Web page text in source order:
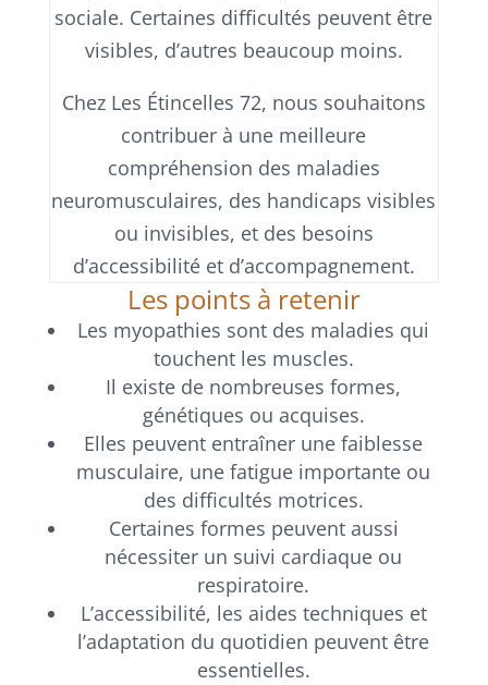
sociale. Certaines difficultés peuvent être
visibles, d’autres beaucoup moins.
Chez Les Étincelles 72, nous souhaitons
contribuer à une meilleure
compréhension des maladies
neuromusculaires, des handicaps visibles
ou invisibles, et des besoins
d’accessibilité et d’accompagnement.
Les points à retenir
Les myopathies sont des maladies qui
touchent les muscles.
Il existe de nombreuses formes,
génétiques ou acquises.
Elles peuvent entraîner une faiblesse
musculaire, une fatigue importante ou
des difficultés motrices.
Certaines formes peuvent aussi
nécessiter un suivi cardiaque ou
respiratoire.
L’accessibilité, les aides techniques et
l’adaptation du quotidien peuvent être
essentielles.